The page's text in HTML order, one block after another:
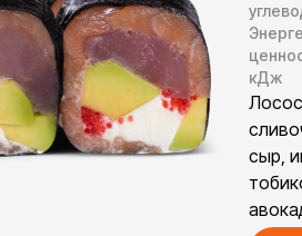
кДж
сыр,